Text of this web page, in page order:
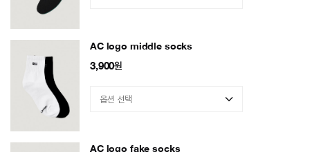
AC logo middle socks
3,900원
AC logo fake socks